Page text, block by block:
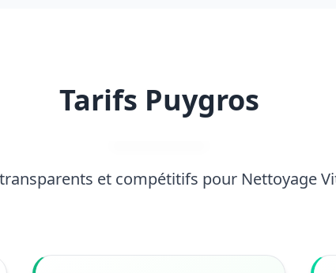
Tarifs Puygros
et compétitifs pour Nettoyage